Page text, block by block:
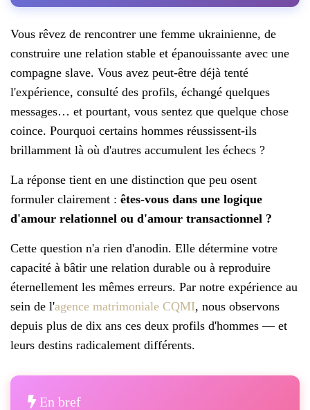
Vous rêvez de rencontrer une femme ukrainienne, de
construire une relation stable et épanouissante avec une
compagne slave. Vous avez peut-être déjà tenté
l'expérience, consulté des profils, échangé quelques
messages… et pourtant, vous sentez que quelque chose
coince. Pourquoi certains hommes réussissent-ils
brillamment là où d'autres accumulent les échecs ?
La réponse tient en une distinction que peu osent
formuler clairement : êtes-vous dans une logique
d'amour relationnel ou d'amour transactionnel ?
Cette question n'a rien d'anodin. Elle détermine votre
capacité à bâtir une relation durable ou à reproduire
éternellement les mêmes erreurs. Par notre expérience au
sein de l'agence matrimoniale CQMI, nous observons
depuis plus de dix ans ces deux profils d'hommes — et
leurs destins radicalement différents.
En bref